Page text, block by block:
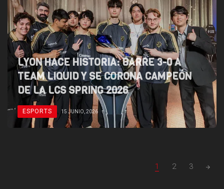
ESPORTS 15 JUNIO, 2026
LYON HACE HISTORIA: BARRE 3-0 A
TEAM LIQUID Y SE CORONA CAMPEÓN
DE LA LCS SPRING 2026
1 2 3